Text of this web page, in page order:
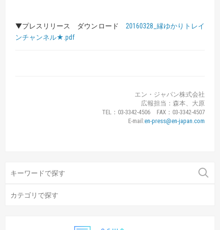
▼プレスリリース ダウンロード 20160328_縁ゆかりトレイ
ンチャンネル★.pdf
エン・ジャパン株式会社
広報担当：森本、大原
TEL：03-3342-4506 FAX：03-3342-4507
E-mail:en-press@en-japan.com